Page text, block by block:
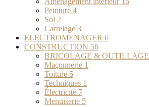
Peinture 4
Sol 2
Carrelage 3
ELECTROMENAGER 6
CONSTRUCTION 56
BRICOLAGE & OUTILLAGE
Maçonnerie 1
Toiture 5
Techniques 1
Électricité 7
Menuiserie 5